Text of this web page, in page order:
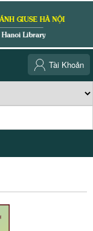
Tài Khoản